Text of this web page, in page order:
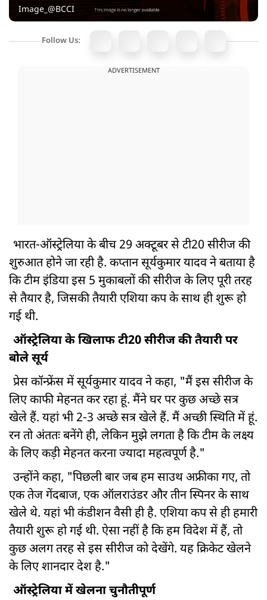
Image_@BCCI
Follow Us:
ADVERTISEMENT
भारत-ऑस्ट्रेलिया के बीच 29 अक्टूबर से टी20 सीरीज की
शुरुआत होने जा रही है. कप्तान सूर्यकुमार यादव ने बताया है
कि टीम इंडिया इस 5 मुकाबलों की सीरीज के लिए पूरी तरह
से तैयार है, जिसकी तैयारी एशिया कप के साथ ही शुरू हो
गई थी.
ऑस्ट्रेलिया के खिलाफ टी20 सीरीज की तैयारी पर
बोले सूर्य
प्रेस कॉन्फ्रेंस में सूर्यकुमार यादव ने कहा, "मैं इस सीरीज के
लिए काफी मेहनत कर रहा हूं. मैंने घर पर कुछ अच्छे सत्र
खेले हैं. यहां भी 2-3 अच्छे सत्र खेले हैं. मैं अच्छी स्थिति में हूं.
रन तो अंततः बनेंगे ही, लेकिन मुझे लगता है कि टीम के लक्ष्य
के लिए कड़ी मेहनत करना ज्यादा महत्वपूर्ण है."
उन्होंने कहा, "पिछली बार जब हम साउथ अफ्रीका गए, तो
एक तेज गेंदबाज, एक ऑलराउंडर और तीन स्पिनर के साथ
खेले थे. यहां भी कंडीशन वैसी ही है. एशिया कप से ही हमारी
तैयारी शुरू हो गई थी. ऐसा नहीं है कि हम विदेश में हैं, तो
कुछ अलग तरह से इस सीरीज को देखेंगे. यह क्रिकेट खेलने
के लिए शानदार देश है."
ऑस्ट्रेलिया में खेलना चुनौतीपूर्ण